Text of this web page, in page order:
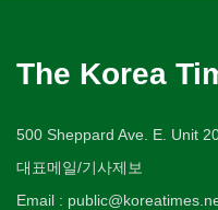
The Korea
500 Sheppard Ave. E. Unit
대표메일/기사제보
Email :